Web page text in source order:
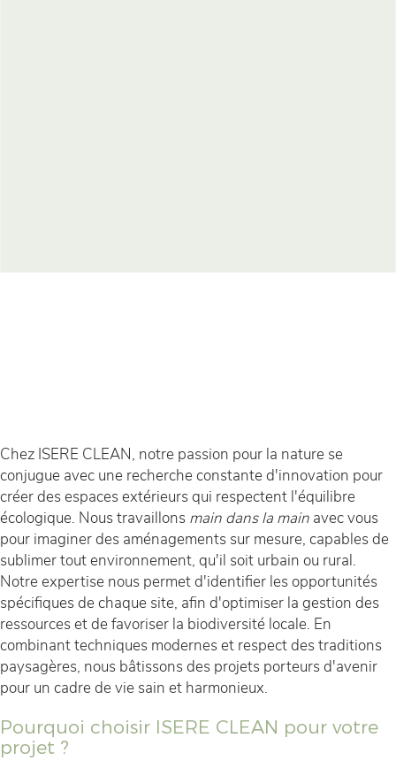
Chez ISERE CLEAN, notre passion pour la nature se
conjugue avec une recherche constante d'innovation pour
créer des espaces extérieurs qui respectent l'équilibre
écologique. Nous travaillons main dans la main avec vous
pour imaginer des aménagements sur mesure, capables de
sublimer tout environnement, qu'il soit urbain ou rural.
Notre expertise nous permet d'identifier les opportunités
spécifiques de chaque site, afin d'optimiser la gestion des
ressources et de favoriser la biodiversité locale. En
combinant techniques modernes et respect des traditions
paysagères, nous bâtissons des projets porteurs d'avenir
pour un cadre de vie sain et harmonieux.
Pourquoi choisir ISERE CLEAN pour votre
projet ?